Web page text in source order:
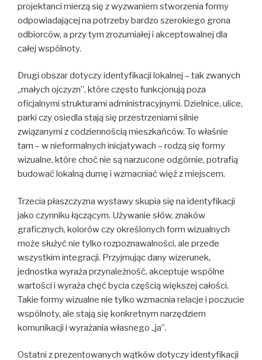
projektanci mierzą się z wyzwaniem stworzenia formy
odpowiadającej na potrzeby bardzo szerokiego grona
odbiorców, a przy tym zrozumiałej i akceptowalnej dla
całej wspólnoty.
Drugi obszar dotyczy identyfikacji lokalnej – tak zwanych
„małych ojczyzn”, które często funkcjonują poza
oficjalnymi strukturami administracyjnymi. Dzielnice, ulice,
parki czy osiedla stają się przestrzeniami silnie
związanymi z codziennością mieszkańców. To właśnie
tam – w nieformalnych inicjatywach – rodzą się formy
wizualne, które choć nie są narzucone odgórnie, potrafią
budować lokalną dumę i wzmacniać więź z miejscem.
Trzecia płaszczyzna wystawy skupia się na identyfikacji
jako czynniku łączącym. Używanie słów, znaków
graficznych, kolorów czy określonych form wizualnych
może służyć nie tylko rozpoznawalności, ale przede
wszystkim integracji. Przyjmując dany wizerunek,
jednostka wyraża przynależność, akceptuje wspólne
wartości i wyraża chęć bycia częścią większej całości.
Takie formy wizualne nie tylko wzmacnia relacje i poczucie
wspólnoty, ale stają się konkretnym narzędziem
komunikacji i wyrażania własnego „ja”.
Ostatni z prezentowanych wątków dotyczy identyfikacji